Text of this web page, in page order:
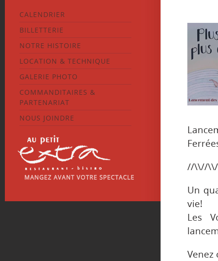
CALENDRIER
BILLETTERIE
NOTRE HISTOIRE
LOCATION & TECHNIQUE
GALERIE PHOTO
COMMANDITAIRES &
PARTENARIAT
NOUS JOINDRE
//\\//
Un
vie!
Les